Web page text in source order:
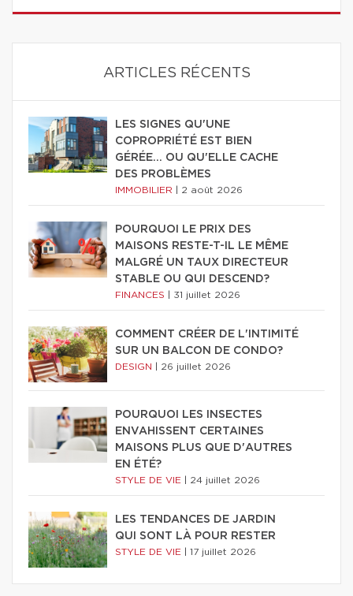
ARTICLES RÉCENTS
LES SIGNES QU'UNE
COPROPRIÉTÉ EST BIEN
GÉRÉE… OU QU'ELLE CACHE
DES PROBLÈMES
IMMOBILIER 2 août 2026
POURQUOI LE PRIX DES
MAISONS RESTE-T-IL LE MÊME
MALGRÉ UN TAUX DIRECTEUR
STABLE OU QUI DESCEND?
FINANCES 31 juillet 2026
COMMENT CRÉER DE L'INTIMITÉ
SUR UN BALCON DE CONDO?
DESIGN 26 juillet 2026
POURQUOI LES INSECTES
ENVAHISSENT CERTAINES
MAISONS PLUS QUE D'AUTRES
EN ÉTÉ?
STYLE DE VIE 24 juillet 2026
LES TENDANCES DE JARDIN
QUI SONT LÀ POUR RESTER
STYLE DE VIE 17 juillet 2026